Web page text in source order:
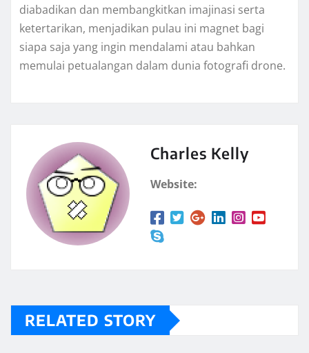
diabadikan dan membangkitkan imajinasi serta
ketertarikan, menjadikan pulau ini magnet bagi
siapa saja yang ingin mendalami atau bahkan
memulai petualangan dalam dunia fotografi drone.
Charles Kelly
Website:
RELATED STORY